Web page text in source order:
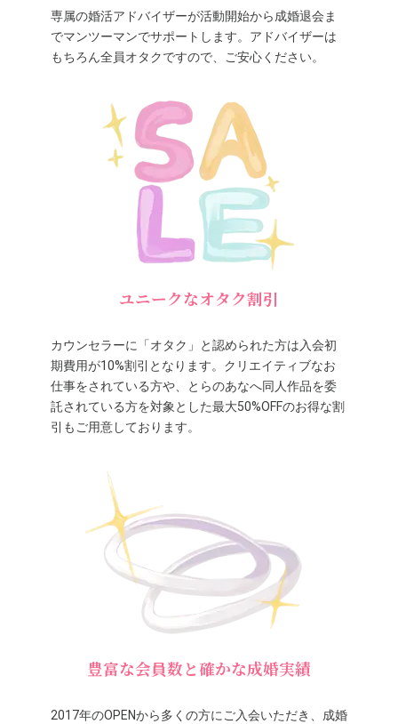
専属の婚活アドバイザーが活動開始から成婚退会ま
でマンツーマンでサポートします。アドバイザーは
もちろん全員オタクですので、ご安心ください。
ユニークなオタク割引
カウンセラーに「オタク」と認められた方は入会初
期費用が10%割引となります。クリエイティブなお
仕事をされている方や、とらのあなへ同人作品を委
託されている方を対象とした最大50%OFFのお得な割
引もご用意しております。
豊富な会員数と確かな成婚実績
2017年のOPENから多くの方にご入会いただき、成婚